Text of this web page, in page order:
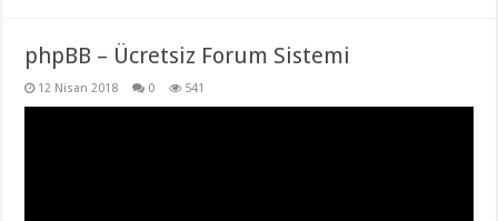
phpBB – Ücretsiz Forum Sistemi
12 Nisan 2018 0 541